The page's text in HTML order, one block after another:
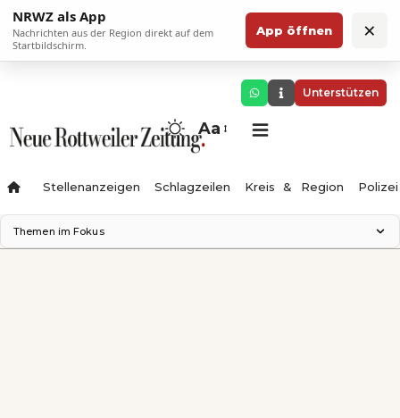
NRWZ als App
Nachrichten aus der Region direkt auf dem
Startbildschirm.
App öffnen ×
Unterstützen
Aa
Stellenanzeigen Schlagzeilen Kreis & Region Polizei
Themen im Fokus